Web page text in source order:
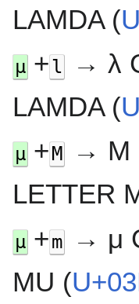
LAMDA (
µ +l
→ λ
LAMDA (
µ + M
→ Μ
LETTER
µ +m
→ μ
MU (